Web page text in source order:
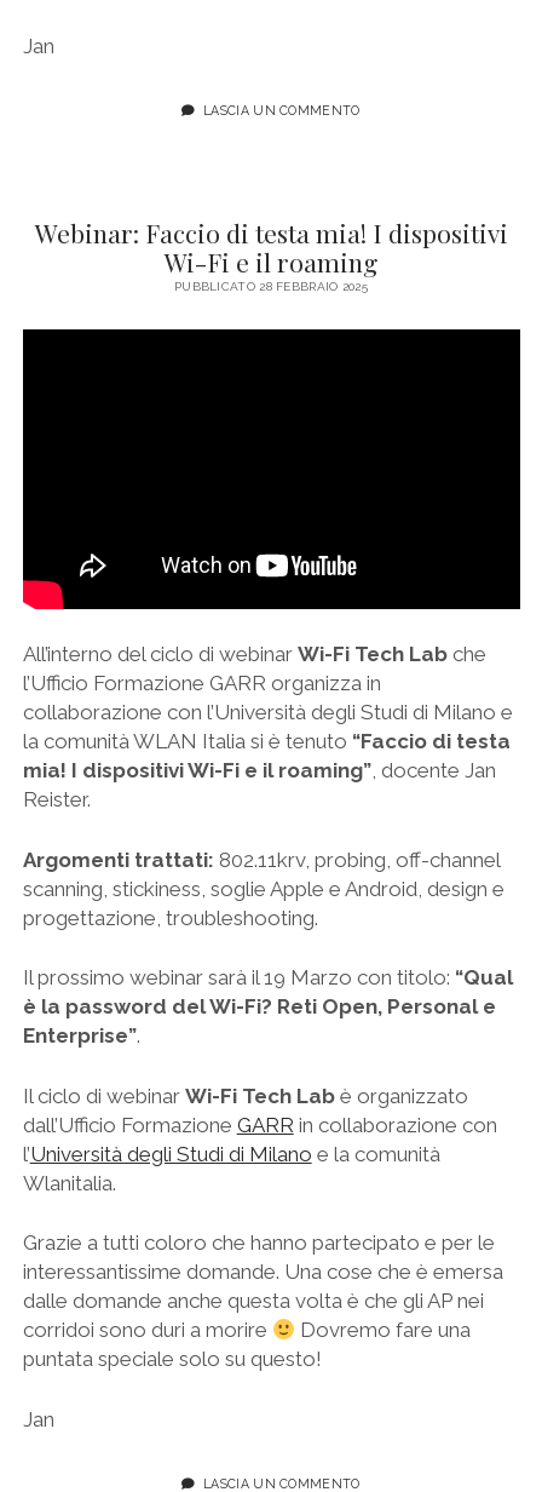
Jan
LASCIA UN COMMENTO
Webinar: Faccio di testa mia! I dispositivi
Wi-Fi e il roaming
PUBBLICATO 28 FEBBRAIO 2025
All’interno del ciclo di webinar Wi-Fi Tech Labche
l’Ufficio Formazione GARR organizza in
collaborazione con l’Università degli Studi di Milano e
la comunità WLAN Italia si è tenuto “Faccio di testa
mia! I dispositivi Wi-Fi e il roaming”, docente Jan
Reister.
Argomenti trattati: 802.11krv, probing, off-channel
scanning, stickiness, soglie Apple e Android, design e
progettazione, troubleshooting.
Il prossimo webinar sarà il 19 Marzo con titolo: “Qual
è la password del Wi-Fi? Reti Open, Personal e
Enterprise”.
Il ciclo di webinar Wi-Fi Tech Labè organizzato
dall’Ufficio Formazione GARR in collaborazione con
l’Università degli Studi di Milano e la comunità
Wlanitalia.
Grazie a tutti coloro che hanno partecipato e per le
interessantissime domande. Una cose che è emersa
dalle domande anche questa volta è che gli AP nei
corridoi sono duri a morire
Dovremo fare una
puntata speciale solo su questo!
Jan
LASCIA UN COMMENTO